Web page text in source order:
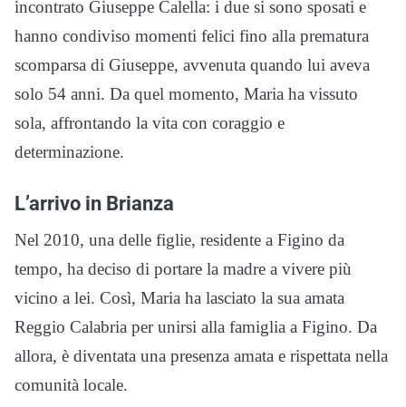
incontrato Giuseppe Calella: i due si sono sposati e
hanno condiviso momenti felici fino alla prematura
scomparsa di Giuseppe, avvenuta quando lui aveva
solo 54 anni. Da quel momento, Maria ha vissuto
sola, affrontando la vita con coraggio e
determinazione.
L’arrivo in Brianza
Nel 2010, una delle figlie, residente a Figino da
tempo, ha deciso di portare la madre a vivere più
vicino a lei. Così, Maria ha lasciato la sua amata
Reggio Calabria per unirsi alla famiglia a Figino. Da
allora, è diventata una presenza amata e rispettata nella
comunità locale.